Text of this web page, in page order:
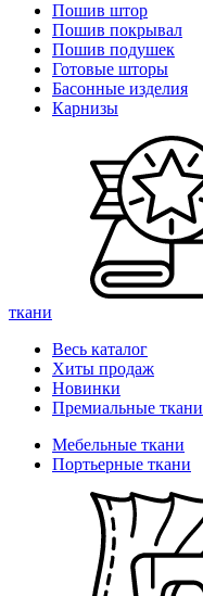
Пошив штор
Пошив покрывал
Пошив подушек
Готовые шторы
Басонные изделия
Карнизы
ткани
Весь каталог
Хиты продаж
Новинки
Премиальные ткани
Мебельные ткани
Портьерные ткани